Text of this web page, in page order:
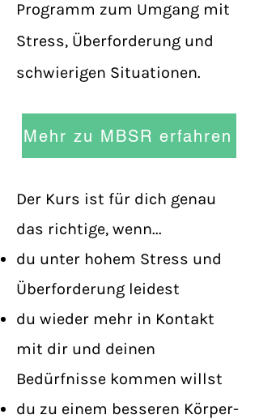
Programm zum Umgang mit
Stress, Überforderung und
schwierigen Situationen. ​
Der Kurs ist für dich genau
das richtige, wenn...
du unter hohem Stress und
Überforderung leidest
du wieder mehr in Kontakt
mit dir und deinen
Bedürfnisse kommen willst
du zu einem besseren Körper-
Mehr zu MBSR erfahren